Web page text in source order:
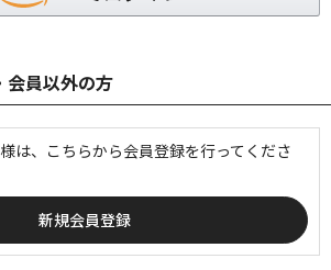
会員以外の方
は、こちらから会員登録を行ってくださ